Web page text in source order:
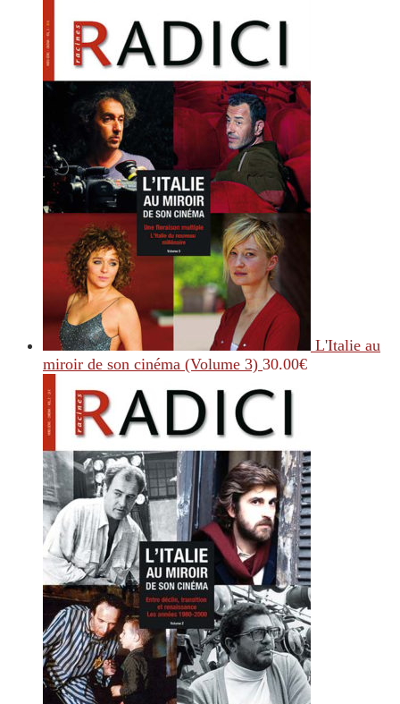
L'Italie au
miroir de son cinéma (Volume 3) 30.00€